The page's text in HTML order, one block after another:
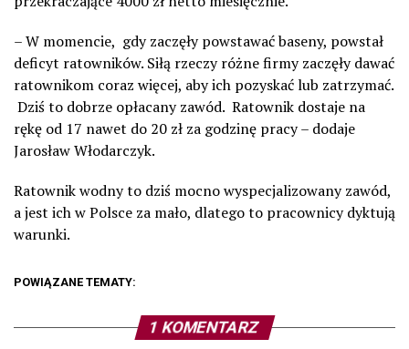
– W momencie, gdy zaczęły powstawać baseny, powstał
deficyt ratowników. Siłą rzeczy różne firmy zaczęły dawać
ratownikom coraz więcej, aby ich pozyskać lub zatrzymać.
Dziś to dobrze opłacany zawód. Ratownik dostaje na
rękę od 17 nawet do 20 zł za godzinę pracy – dodaje
Jarosław Włodarczyk.
Ratownik wodny to dziś mocno wyspecjalizowany zawód,
a jest ich w Polsce za mało, dlatego to pracownicy dyktują
warunki.
POWIĄZANE TEMATY:
1 KOMENTARZ